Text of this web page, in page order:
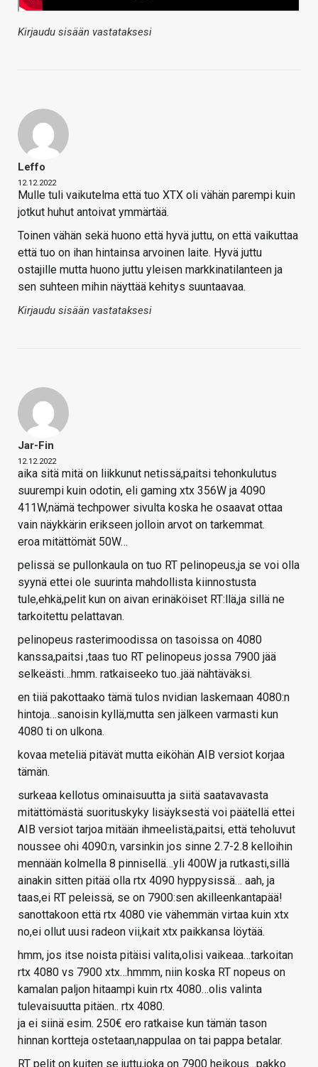
Kirjaudu sisään vastataksesi
Leffo
12.12.2022
Mulle tuli vaikutelma että tuo XTX oli vähän parempi kuin
jotkut huhut antoivat ymmärtää.
Toinen vähän sekä huono että hyvä juttu, on että vaikuttaa
että tuo on ihan hintainsa arvoinen laite. Hyvä juttu
ostajille mutta huono juttu yleisen markkinatilanteen ja
sen suhteen mihin näyttää kehitys suuntaavaa.
Kirjaudu sisään vastataksesi
Jar-Fin
12.12.2022
aika sitä mitä on liikkunut netissä,paitsi tehonkulutus
suurempi kuin odotin, eli gaming xtx 356W ja 4090
411W,nämä techpower sivulta koska he osaavat ottaa
vain näykkärin erikseen jolloin arvot on tarkemmat.
eroa mitättömät 50W…
pelissä se pullonkaula on tuo RT pelinopeus,ja se voi olla
syynä ettei ole suurinta mahdollista kiinnostusta
tule,ehkä,pelit kun on aivan erinäköiset RT:llä,ja sillä ne
tarkoitettu pelattavan.
pelinopeus rasterimoodissa on tasoissa on 4080
kanssa,paitsi ,taas tuo RT pelinopeus jossa 7900 jää
selkeästi…hmm. ratkaiseeko tuo..jää nähtäväksi.
en tiiä pakottaako tämä tulos nvidian laskemaan 4080:n
hintoja…sanoisin kyllä,mutta sen jälkeen varmasti kun
4080 ti on ulkona.
kovaa meteliä pitävät mutta eiköhän AIB versiot korjaa
tämän.
surkeaa kellotus ominaisuutta ja siitä saatavavasta
mitättömästä suorituskyky lisäyksestä voi päätellä ettei
AIB versiot tarjoa mitään ihmeelistä,paitsi, että teholuvut
noussee ohi 4090:n, varsinkin jos sinne 2.7-2.8 kelloihin
mennään kolmella 8 pinnisellä…yli 400W ja rutkasti,sillä
ainakin sitten pitää olla rtx 4090 hyppysissä… aah, ja
taas,ei RT peleissä, se on 7900:sen akilleenkantapää!
sanottakoon että rtx 4080 vie vähemmän virtaa kuin xtx
no,ei ollut uusi radeon vii,kait xtx paikkansa löytää.
hmm, jos itse noista pitäisi valita,olisi vaikeaa…tarkoitan
rtx 4080 vs 7900 xtx…hmmm, niin koska RT nopeus on
kamalan paljon hitaampi kuin rtx 4080…olis valinta
tulevaisuutta pitäen.. rtx 4080.
ja ei siinä esim. 250€ ero ratkaise kun tämän tason
hinnan kortteja ostetaan,nappulaa on tai pappa betalar.
RT pelit on kuiten se juttu,joka on 7900 heikous…pakko